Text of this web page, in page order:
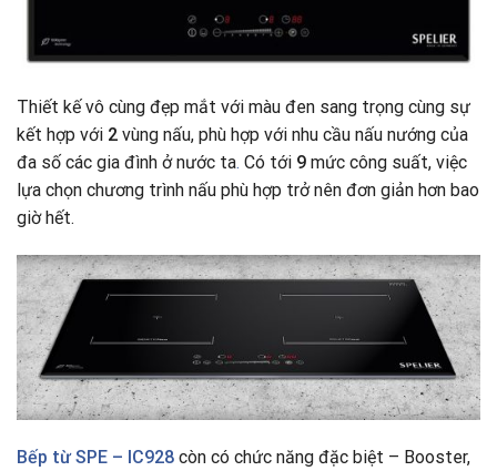
Thiết kế vô cùng đẹp mắt với màu đen sang trọng cùng sự
kết hợp với 2 vùng nấu, phù hợp với nhu cầu nấu nướng của
đa số các gia đình ở nước ta. Có tới 9 mức công suất, việc
lựa chọn chương trình nấu phù hợp trở nên đơn giản hơn bao
giờ hết.
Bếp từ SPE – IC928 còn có chức năng đặc biệt – Booster,